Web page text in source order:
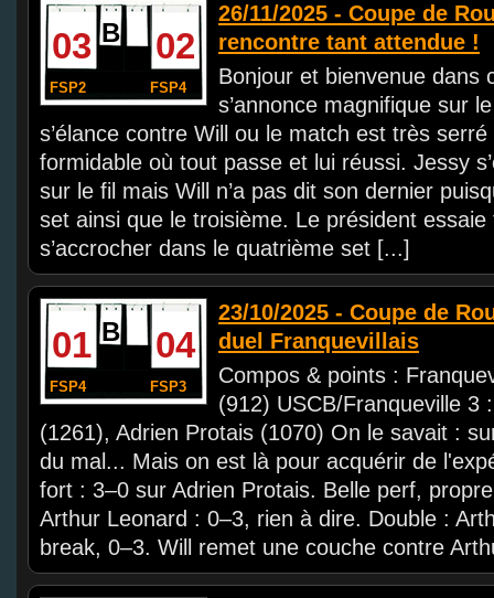
B
03 02
FSP2 FSP4
26/11/2025 - Coupe de
rencontre tant attendue !
Bonjour et bienvenue dans
s’annonce magnifique sur
s’élance contre Will ou le match est très
formidable où tout passe et lui réussi. Jessy
sur le fil mais Will n’a pas dit son dernier
set ainsi que le troisième. Le président
s’accrocher dans le quatrième set [...]
B
01 04
FSP4 FSP3
23/10/2025 - Coupe de
duel Franquevillais
Compos & points :
(912) USCB/Franqueville 3
(1261), Adrien Protais (1070) On le savait :
du mal... Mais on est là pour acquérir de
fort : 3–0 sur Adrien Protais. Belle perf,
Arthur Leonard : 0–3, rien à dire. Double :
break, 0–3. Will remet une couche contre